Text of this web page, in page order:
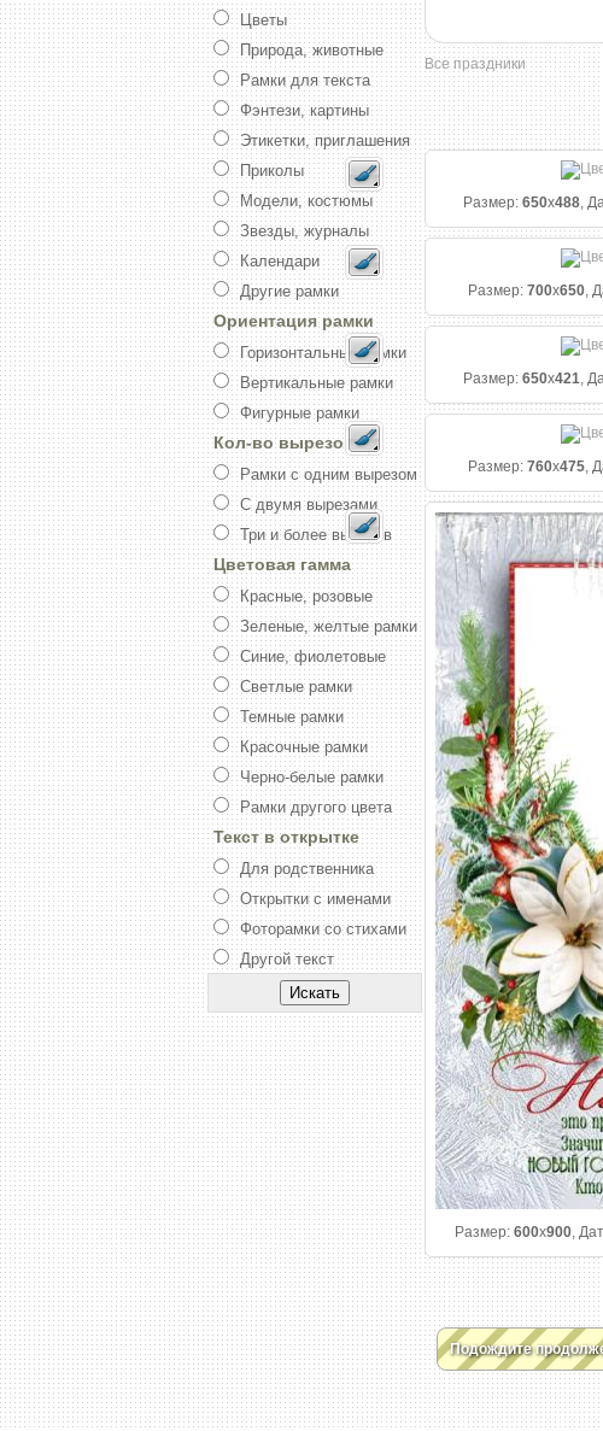
Цветы
Природа, животные
Рамки для текста
Фэнтези, картины
Этикетки, приглашения
Приколы
Модели, костюмы
Звезды, журналы
Календари
Другие рамки
Ориентация рамки
Горизонтальные рамки
Вертикальные рамки
Фигурные рамки
Кол-во вырезов
Рамки с одним вырезом
С двумя вырезами
Три и более вырезов
Цветовая гамма
Красные, розовые
Зеленые, желтые рамки
Синие, фиолетовые
Светлые рамки
Темные рамки
Красочные рамки
Черно-белые рамки
Рамки другого цвета
Текст в открытке
Для родственника
Открытки с именами
Фоторамки со стихами
Другой текст
Все праздники
Размер: 650x488,
Размер: 700x650,
Размер: 650x421,
Размер: 760x475,
Размер: 600x900,
Подождите